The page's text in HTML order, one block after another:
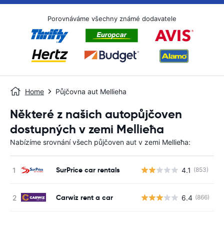
Porovnáváme všechny známé dodavatele
Home Půjčovna aut Mellieha
Některé z našich autopůjčoven
dostupných v zemi Mellieħa
Nabízíme srovnání všech půjčoven aut v zemi Mellieħa:
SurPrice car rentals 4.1 (853)
Carwiz rent a car 6.4 (866)